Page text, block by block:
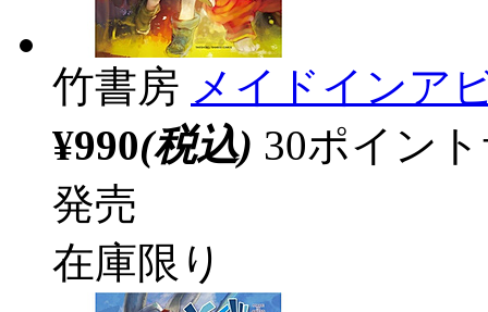
竹書房 メイドインア
¥990(税込) 30ポイン
発売
在庫限り